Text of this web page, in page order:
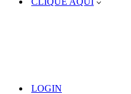
LOGIN